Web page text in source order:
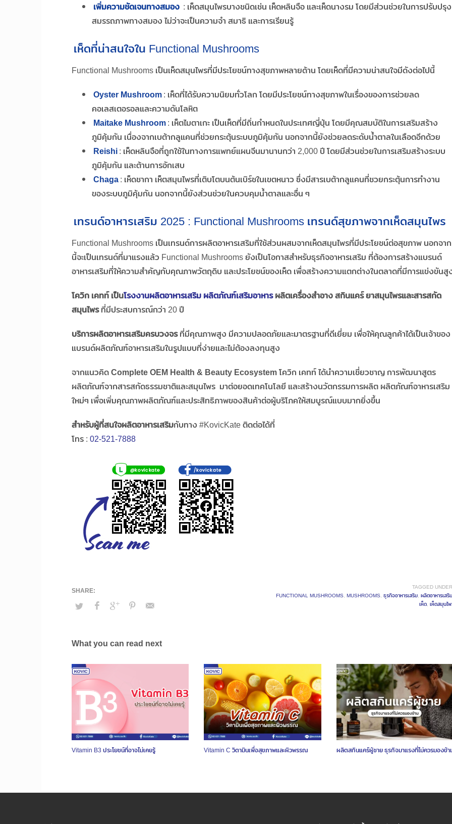
เพิ่มความชัดเจนทางสมอง : เห็ดสมุนไพรบางชนิดเช่น เห็ดหลินจือ และเห็ดนางรม โดยมีส่วนช่วยในการปรับปรุง
สมรรถภาพทางสมอง ไม่ว่าจะเป็นความจำ สมาธิ และการเรียนรู้
เห็ดที่น่าสนใจใน Functional Mushrooms
Functional Mushrooms เป็นเห็ดสมุนไพรที่มีประโยชน์ทางสุขภาพหลายด้าน โดยเห็ดที่มีความน่าสนใจมีดังต่อไปนี้
Oyster Mushroom: เห็ดที่ได้รับความนิยมทั่วโลก โดยมีประโยชน์ทางสุขภาพในเรื่องของการช่วยลด
คอเลสเตอรอลและความดันโลหิต
Maitake Mushroom: เห็ตไมตาเกะ เป็นเห็ดที่มีถิ่นกำหนดในประเทศญี่ปุ่น โดยมีคุณสมบัติในการเสริมสร้าง
ภูมิคุ้มกัน เนื่องจากเบต้ากลูแคนที่ช่วยกระตุ้นระบบภูมิคุ้มกัน นอกจากนี้ยังช่วยลดระดับน้ำตาลในเลือดอีกด้วย
Reishi: เห็ดหลินจือที่ถูกใช้ในทางการแพทย์แผนจีนมานานกว่า 2,000 ปี โดยมีส่วนช่วยในการเสริมสร้างระบบ
ภูมิคุ้มกัน และต้านการอักเสบ
Chaga: เห็ดชากา เห็ตสมุนไพรที่เติบโตบนต้นเบิร์ชในเขตหนาว ซึ่งมีสารเบต้ากลูแคนที่ชวยกระตุ้นการทำงาน
ของระบบภูมิคุ้มกัน นอกจากนี้ยังส่วนช่วยในควบคุมน้ำตาลและอื่น ๆ
เทรนด์อาหารเสริม 2025 : Functional Mushrooms เทรนด์สุขภาพจากเห็ดสมุนไพร
Functional Mushrooms เป็นเทรนด์การผลิตอาหารเสริมที่ใช้ส่วนผสมจากเห็ดสมุนไพรที่มีประโยชน์ต่อสุขภาพ นอกจาก
นี้จะเป็นเทรนด์ที่มาแรงแล้ว Functional Mushrooms ยังเป็นโอกาสสำหรับธุรกิจอาหารเสริม ที่ต้องการสร้างแบรนด์
อาหารเสริมที่ให้ความสำคัญกับคุณภาพวัตถุดิบ และประโยชน์ของเห็ด เพื่อสร้างความแตกต่างในตลาดที่มีการแข่งขันสู
โควิก เคทท์ เป็นโรงงานผลิตอาหารเสริม ผลิตภัณฑ์เสริมอาหารผลิตเครื่องสำอาง สกินแคร์ ยาสมุนไพรและสารสกัด
สมุนไพรที่มีประสบการณ์กว่า 20 ปี
บริการผลิตอาหารเสริมครบวงจรที่มีคุณภาพสูง มีความปลอดภัยและมาตรฐานที่ดีเยี่ยม เพื่อให้คุณลูกค้าได้เป็นเจ้าของ
แบรนด์ผลิตภัณฑ์อาหารเสริมในรูปแบบที่ง่ายและไม่ต้องลงทุนสูง
จากแนวคิดComplete OEM Health & Beauty Ecosystemโควิก เคทท์ ได้นำความเชี่ยวชาญ การพัฒนาสูตร
ผลิตภัณฑ์จากสารสกัดธรรมชาติและสมุนไพร มาต่อยอดเทคโนโลยี และสร้างนวัตกรรมการผลิต ผลิตภัณฑ์อาหารเสริม
ใหม่ๆ เพื่อเพิ่มคุณภาพผลิตภัณฑ์และประสิทธิภาพของสินค้าต่อผู้บริโภคให้สมบูรณ์แบบมากยิ่งขึ้น
สำหรับผู้ที่สนใจผลิตอาหารเสริมกับทาง #KovicKate ติดต่อได้ที่
โทร : 02-521-7888
TAGGED
FUNCTIONAL MUSHROOMS, MUSHROOMS, ธุรกิจอาหารเสริม, ผลิตอาหารเสริม
เห็ด, เห็ดสมุนไ
What you can read next
Vitamin B3 ประโยชน์ที่อาจไม่เคยรู้ Vitamin C วิตามินเพื่อสุขภาพและผิวพรรณ ผลิตสกินแคร์ผู้ชาย ธุรกิจมาแรงที่ไม่ควรมองข้า